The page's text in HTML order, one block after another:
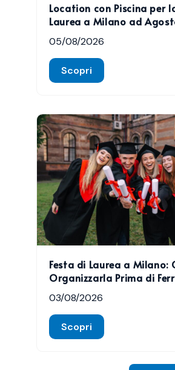
Location con Piscina per
Laurea a Milano ad
05/08/2026
Scopri
Festa di Laurea a Milano:
Organizzarla Prima di
03/08/2026
Scopri